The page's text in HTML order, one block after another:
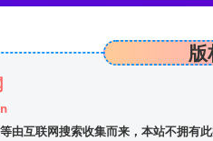
版
由互联网搜索收集而来，本站不拥有